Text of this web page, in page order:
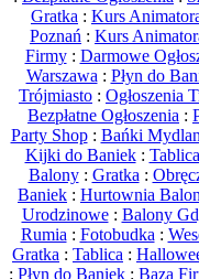
Gratka : Kurs
Poznań : Kurs
Firmy: Darmowe
Warszawa : Płyn do
Trójmiasto : Ogłoszenia
Bezpłatne Ogłoszenia :
Party Shop: Bańki
Kijki do Baniek: Tablica
Balony: Gratka :
Baniek : Hurtownia
Urodzinowe: Balony
Rumia : Fotobudka :
Gratka : Tablica :
: Płyn do Baniek : Baza